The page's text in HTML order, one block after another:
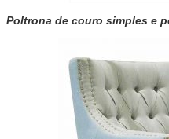
Poltrona de couro simples e